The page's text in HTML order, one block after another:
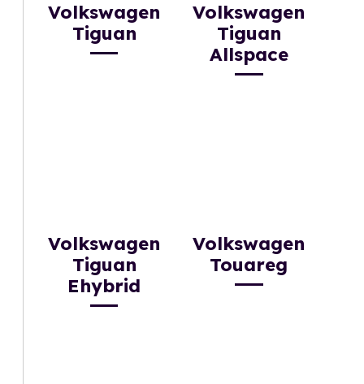
Volkswagen
Tiguan
Volkswagen
Tiguan
Allspace
Volkswagen
Tiguan
Ehybrid
Volkswagen
Touareg